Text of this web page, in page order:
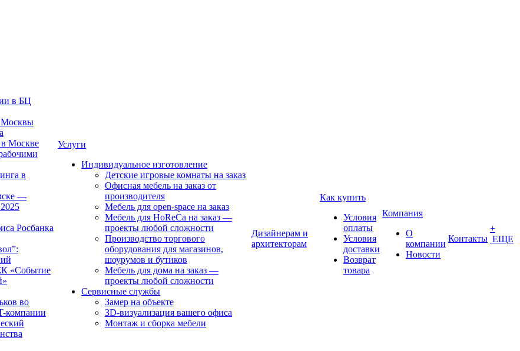
в БЦ
Москвы
в Москве
в
—
Росбанка
«Событие
во
компании
Услуги
Индивидуальное изготовление
Детские игровые комнаты на заказ
Офисная мебель на заказ от
производителя
Мебель для open-space на заказ
Мебель для HoReCa на заказ —
проекты любой сложности
Производство торгового
оборудования для магазинов,
шоурумов и бутиков
Мебель для дома на заказ —
проекты любой сложности
Сервисные службы
Замер на объекте
3D-визуализация вашего офиса
Монтаж и сборка мебели
Дизайнерам и
архитекторам
Как купить
Условия
оплаты
Условия
доставки
Возврат
товара
Компания
О
компании
Новости
Контакты
+
ЕЩЕ